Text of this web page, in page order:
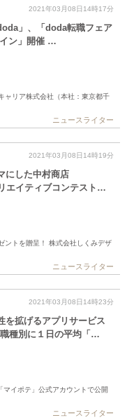
2021年03月08日14時17分
」、「doda転職フェア
ン」開催 …
ャリア株式会社（本社：東京都千
ニュースライター
2021年03月08日14時19分
にした中村商店
エイティブコンテスト…
ントを贈呈！ 株式会社しくみデザ
ニュースライター
2021年03月08日14時23分
を拡げるアプリサービス
職種別に１日の平均「…
イポテ」公式アカウントで公開
ニュースライター